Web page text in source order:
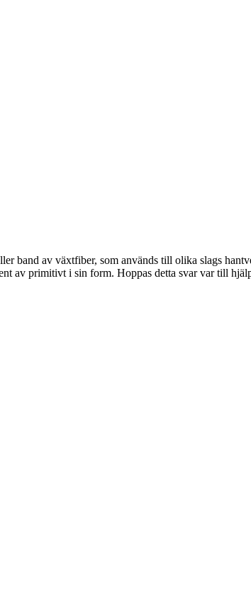
band av växtfiber, som används till olika slags
av primitivt i sin form. Hoppas detta svar var till